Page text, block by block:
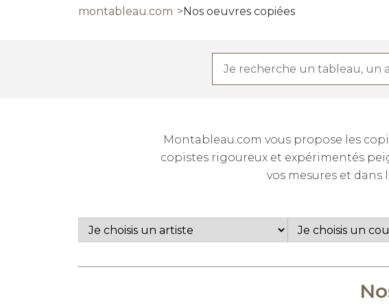
montableau.com Nos oeuvres copiées
Montableau.com vous propose les
copistes rigoureux et expérimentés
vos mesures et